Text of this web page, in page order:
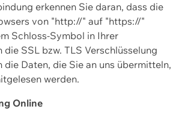
erkennen Sie daran, dass die
von "http://" auf "https://"
Schloss-Symbol in Ihrer
die SSL bzw. TLS Verschlüsselung
Daten, die Sie an uns übermitteln,
werden.
Online